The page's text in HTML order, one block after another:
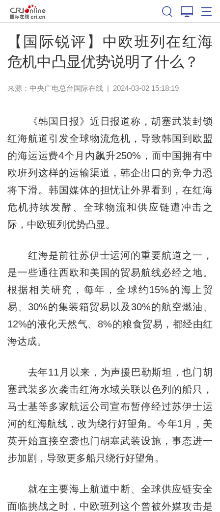
【国际锐评】中欧班列在红海
危机中凸显优势说明了什么？
来源：中央广电总台国际在线| 2024-03-02 15:18:19
《韩国日报》近日报道称，胡塞武装封锁
红海航道引发全球物流危机，导致韩国到欧盟
的海运运费4个月内飙升250%，而中国拥有中
欧班列这样的运输渠道，韩企出口的竞争力恐
将下滑。韩国媒体的担忧让外界看到，在红海
危机持续发酵、全球物流和供应链遭冲击之
际，中欧班列优势凸显。
红海是前往苏伊士运河的重要航道之一，
是一些通往西欧和美国的贸易航线必经之地。
根据相关研究，每年，全球约15%的海上贸
易、30%的集装箱贸易以及30%的航空燃油、
12%的液化天然气、8%的粮食贸易，都经由红
海达成。
去年11月以来，为声援巴勒斯坦，也门胡
塞武装多次袭击红海水域关联以色列的船只，
马士基等多家航运公司宣布暂停经过苏伊士运
河的红海航线，改为绕行好望角。今年1月，美
英开始直接空袭也门胡塞武装设施，事态进一
步加剧，导致更多船只绕行好望角。
就在主要海上航道中断、全球供应链安全
面临挑战之时，中欧班列这个曾被外媒攻击是